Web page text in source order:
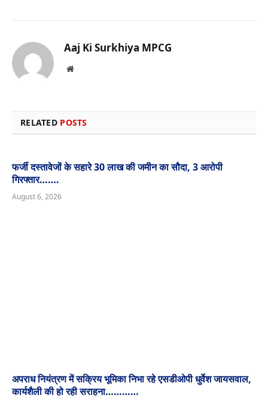
Aaj Ki Surkhiya MPCG
Website
RELATED POSTS
फर्जी दस्तावेजों के सहारे 30 लाख की जमीन का सौदा, 3 आरोपी
गिरफ्तार…….
August 6, 2026
अपराध नियंत्रण में सक्रिय भूमिका निभा रहे एसडीओपी धुर्वेश जायसवाल,
कार्यशैली की हो रही सराहना…………